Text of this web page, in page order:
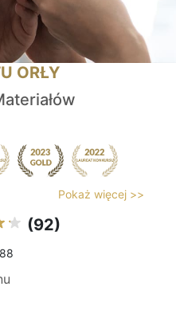
ORŁY
Pokaż więcej >>
(92)